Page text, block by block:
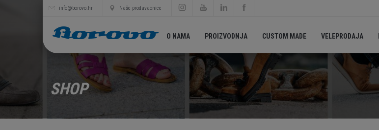
info@borovo.hr Naše prodavaonice
O NAMA PROIZVODNJA CUSTOM MADE VELEPRODAJA
SHOP